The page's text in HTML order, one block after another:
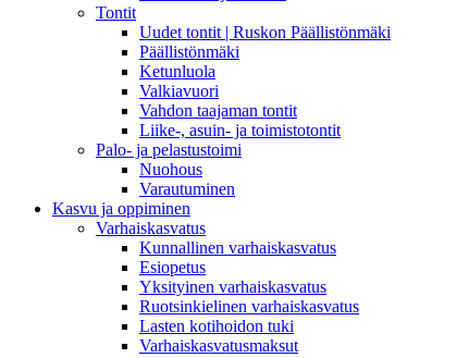
Tontit
Uudet tontit | Ruskon Päällistönmäki
Päällistönmäki
Ketunluola
Valkiavuori
Vahdon taajaman tontit
Liike-, asuin- ja toimistotontit
Palo- ja pelastustoimi
Nuohous
Varautuminen
Kasvu ja oppiminen
Varhaiskasvatus
Kunnallinen varhaiskasvatus
Esiopetus
Yksityinen varhaiskasvatus
Ruotsinkielinen varhaiskasvatus
Lasten kotihoidon tuki
Varhaiskasvatusmaksut